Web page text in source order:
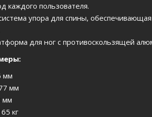
каждого пользователя.
упора для спины,
для ног с противоскользящей
мм
мм
мм
кг